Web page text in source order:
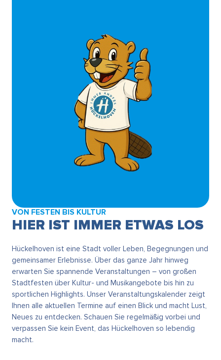
VON FESTEN BIS KULTUR
HIER IST IMMER ETWAS LOS
Hückelhoven ist eine Stadt voller Leben, Begegnungen und
gemeinsamer Erlebnisse. Über das ganze Jahr hinweg
erwarten Sie spannende Veranstaltungen – von großen
Stadtfesten über Kultur- und Musikangebote bis hin zu
sportlichen Highlights. Unser Veranstaltungskalender zeigt
Ihnen alle aktuellen Termine auf einen Blick und macht Lust,
Neues zu entdecken. Schauen Sie regelmäßig vorbei und
verpassen Sie kein Event, das Hückelhoven so lebendig
macht.